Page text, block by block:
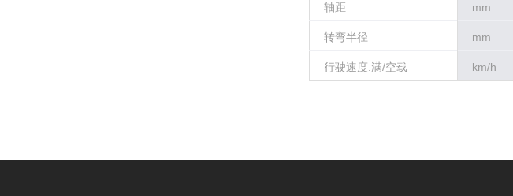
轴距 mm
转弯半径 mm
行驶速度.满/空载 km/h